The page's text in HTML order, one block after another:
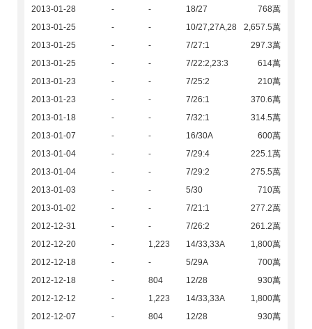
2013-01-28
- - 18/27
768萬
2013-01-25
- - 10/27,27A,28
2,657.5萬
2013-01-25
- - 7/27:1
297.3萬
2013-01-25
- - 7/22:2,23:3
614萬
2013-01-23
- - 7/25:2
210萬
2013-01-23
- - 7/26:1
370.6萬
2013-01-18
- - 7/32:1
314.5萬
2013-01-07
- - 16/30A
600萬
2013-01-04
- - 7/29:4
225.1萬
2013-01-04
- - 7/29:2
275.5萬
2013-01-03
- - 5/30
710萬
2013-01-02
- - 7/21:1
277.2萬
2012-12-31
- - 7/26:2
261.2萬
2012-12-20
- 1,223 14/33,33A
1,800萬
2012-12-18
- - 5/29A
700萬
2012-12-18
- 804 12/28
930萬
2012-12-12
- 1,223 14/33,33A
1,800萬
2012-12-07
- 804 12/28
930萬